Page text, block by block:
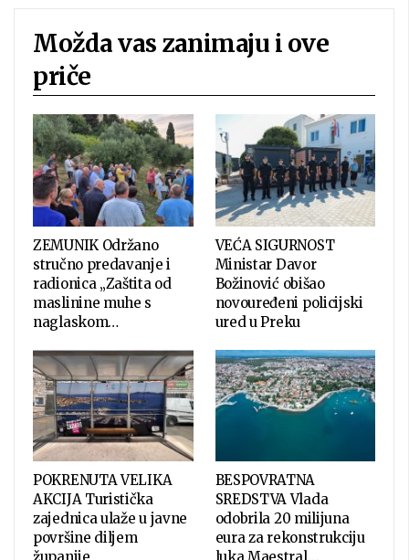
Možda vas zanimaju i ove
priče
ZEMUNIK Održano
stručno predavanje i
radionica „Zaštita od
maslinine muhe s
naglaskom…
VEĆA SIGURNOST
Ministar Davor
Božinović obišao
novouređeni policijski
ured u Preku
POKRENUTA VELIKA
AKCIJA Turistička
zajednica ulaže u javne
površine diljem
BESPOVRATNA
SREDSTVA Vlada
odobrila 20 milijuna
eura za rekonstrukciju